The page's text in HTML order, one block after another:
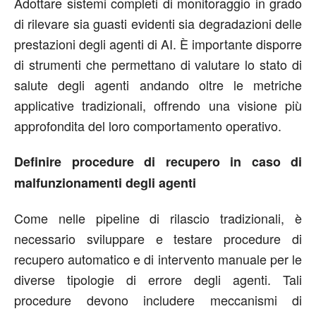
di rilevare sia guasti evidenti sia degradazioni delle
prestazioni degli agenti di AI. È importante disporre
di strumenti che permettano di valutare lo stato di
salute degli agenti andando oltre le metriche
applicative tradizionali, offrendo una visione più
approfondita del loro comportamento operativo.
Definire procedure di recupero in caso di
malfunzionamenti degli agenti
Come nelle pipeline di rilascio tradizionali, è
necessario sviluppare e testare procedure di
recupero automatico e di intervento manuale per le
diverse tipologie di errore degli agenti. Tali
procedure devono includere meccanismi di